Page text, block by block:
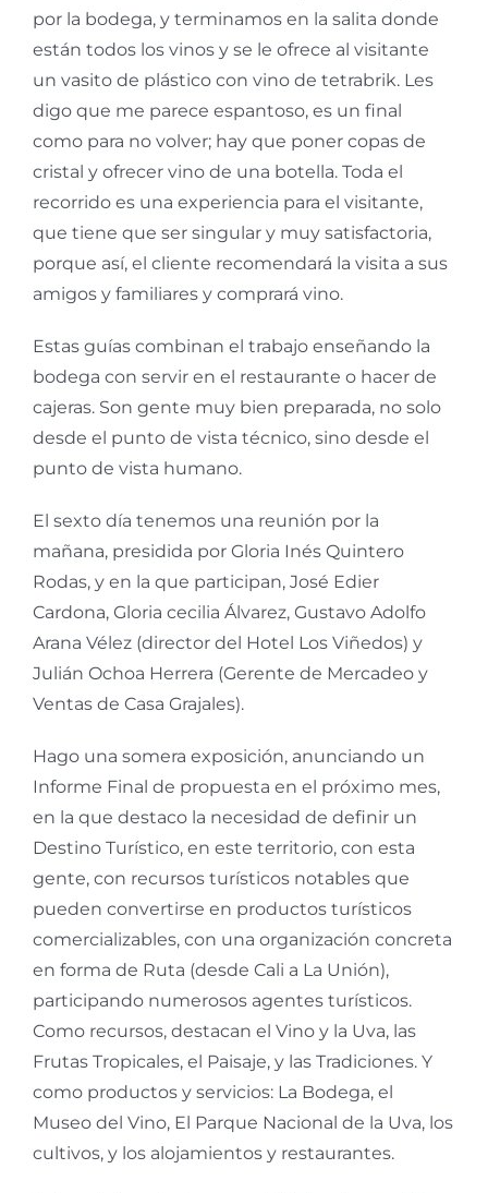
por la bodega, y terminamos en la salita donde
están todos los vinos y se le ofrece al visitante
un vasito de plástico con vino de tetrabrik. Les
digo que me parece espantoso, es un final
como para no volver; hay que poner copas de
cristal y ofrecer vino de una botella. Toda el
recorrido es una experiencia para el visitante,
que tiene que ser singular y muy satisfactoria,
porque así, el cliente recomendará la visita a sus
amigos y familiares y comprará vino.
Estas guías combinan el trabajo enseñando la
bodega con servir en el restaurante o hacer de
cajeras. Son gente muy bien preparada, no solo
desde el punto de vista técnico, sino desde el
punto de vista humano.
El sexto día tenemos una reunión por la
mañana, presidida por Gloria Inés Quintero
Rodas, y en la que participan, José Edier
Cardona, Gloria cecilia Álvarez, Gustavo Adolfo
Arana Vélez (director del Hotel Los Viñedos) y
Julián Ochoa Herrera (Gerente de Mercadeo y
Ventas de Casa Grajales).
Hago una somera exposición, anunciando un
Informe Final de propuesta en el próximo mes,
en la que destaco la necesidad de definir un
Destino Turístico, en este territorio, con esta
gente, con recursos turísticos notables que
pueden convertirse en productos turísticos
comercializables, con una organización concreta
en forma de Ruta (desde Cali a La Unión),
participando numerosos agentes turísticos.
Como recursos, destacan el Vino y la Uva, las
Frutas Tropicales, el Paisaje, y las Tradiciones. Y
como productos y servicios: La Bodega, el
Museo del Vino, El Parque Nacional de la Uva, los
cultivos, y los alojamientos y restaurantes.